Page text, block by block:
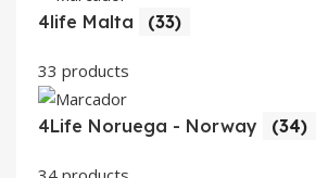
4life Malta (33)
33 products
4Life Noruega - Norway (34)